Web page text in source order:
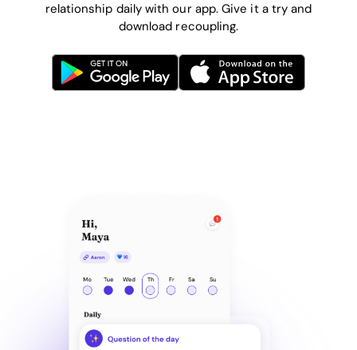
relationship daily with our app. Give it a try and
download recoupling.